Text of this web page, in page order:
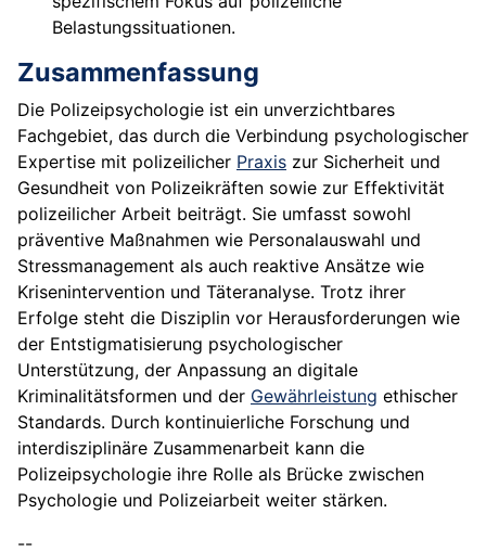
Belastungssituationen.
Zusammenfassung
Die Polizeipsychologie ist ein unverzichtbares
Fachgebiet, das durch die Verbindung psychologischer
Expertise mit polizeilicher Praxis zur Sicherheit und
Gesundheit von Polizeikräften sowie zur Effektivität
polizeilicher Arbeit beiträgt. Sie umfasst sowohl
präventive Maßnahmen wie Personalauswahl und
Stressmanagement als auch reaktive Ansätze wie
Krisenintervention und Täteranalyse. Trotz ihrer
Erfolge steht die Disziplin vor Herausforderungen wie
der Entstigmatisierung psychologischer
Unterstützung, der Anpassung an digitale
Kriminalitätsformen und der Gewährleistung ethischer
Standards. Durch kontinuierliche Forschung und
interdisziplinäre Zusammenarbeit kann die
Polizeipsychologie ihre Rolle als Brücke zwischen
Psychologie und Polizeiarbeit weiter stärken.
--